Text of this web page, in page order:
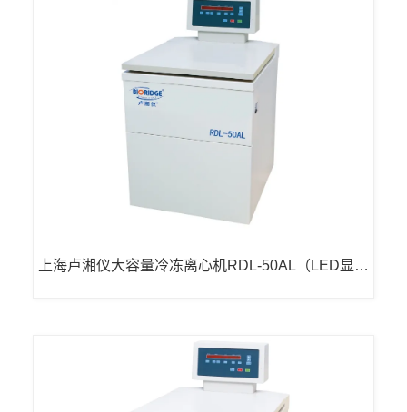
上海卢湘仪大容量冷冻离心机RDL-50AL（LED显